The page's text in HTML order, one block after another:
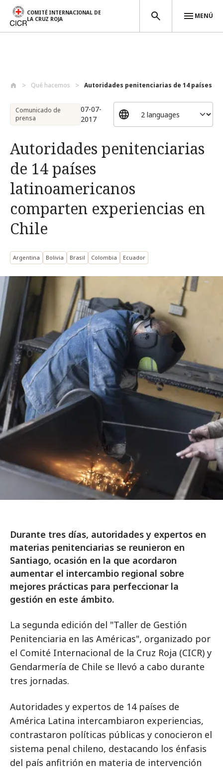
COMITÉ INTERNACIONAL DE
LA CRUZ ROJA
MENÚ
Qué hacemos Autoridades penitenciarias de 14 países ...
Comunicado de
prensa
07-07-
2017
Autoridades penitenciarias
de 14 países
latinoamericanos
comparten experiencias en
Chile
Argentina Bolivia Brasil Colombia Ecuador
Durante tres días, autoridades y expertos en
materias penitenciarias se reunieron en
Santiago, ocasión en la que acordaron
aumentar el intercambio regional sobre
mejores prácticas para perfeccionar la
gestión en este ámbito.
La segunda edición del "Taller de Gestión
Penitenciaria en las Américas", organizado por
el Comité Internacional de la Cruz Roja (CICR) y
Gendarmería de Chile se llevó a cabo durante
tres jornadas.
Autoridades y expertos de 14 países de
América Latina intercambiaron experiencias,
contrastaron políticas públicas y conocieron el
sistema penal chileno, destacando los énfasis
del país anfitrión en materia de intervención